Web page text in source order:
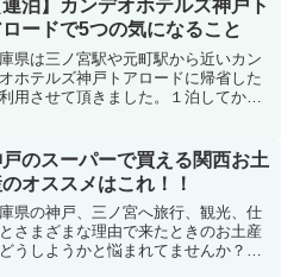
スポンサードリンク ...
連泊】カンデオホテルズ神戸ト
ードで5つの気になること
県は三ノ宮駅や元町駅から近いカン
ホテルズ神戸トアロードに帰省した
用させて頂きました。１泊してから
のですよね。ということでカンデオ
ルズ神戸トアロードに...
のスーパーで買える関西お土
オススメはこれ！！
県の神戸、三ノ宮へ旅行、観光、仕
さまざまな理由で来たときのお土産
うしようかと悩まれてませんか？お